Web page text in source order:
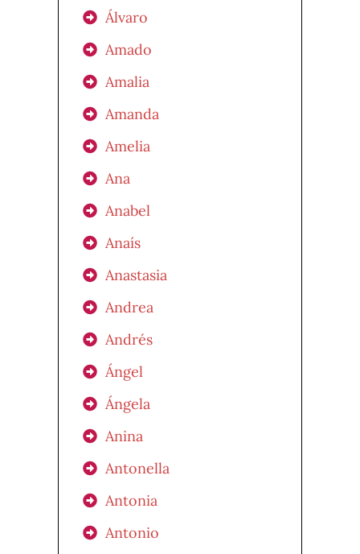
Álvaro
Amado
Amalia
Amanda
Amelia
Ana
Anabel
Anaís
Anastasia
Andrea
Andrés
Ángel
Ángela
Anina
Antonella
Antonia
Antonio